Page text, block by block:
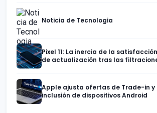
Noticia de Tecnologia
Pixel 11: La inercia de la
de actualización tras las
Apple ajusta ofertas de Trade-in y
inclusión de dispositivos Android